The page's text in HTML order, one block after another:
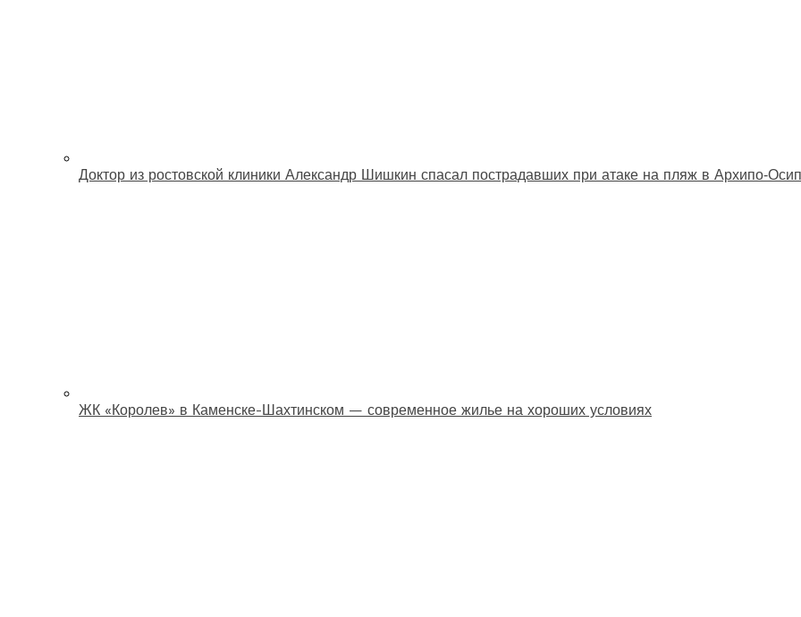
Доктор из ростовской клиники Александр Шишкин спасал пострадавших при атаке на пляж в
ЖК «Королев» в Каменске-Шахтинском — современное жилье на хороших условиях